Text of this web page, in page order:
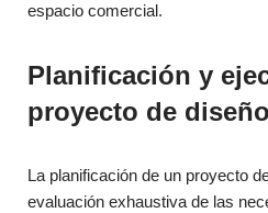
espacio comercial.
Planificación y
proyecto de diseño
La planificación de un proyecto
evaluación exhaustiva de las